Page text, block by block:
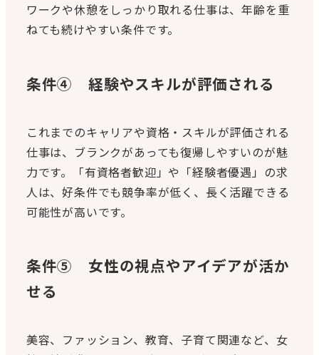
ワークや休憩をしっかり取れる仕事は、年齢を重
ねても続けやすい条件です。
条件④ 経験やスキルが評価される
これまでのキャリアや資格・スキルが評価される
仕事は、ブランクがあっても復帰しやすいのが魅
力です。「有資格者歓迎」や「経験者優遇」の求
人は、好条件でも競争率が低く、長く活躍できる
可能性が高いです。
条件⑤ 女性の視点やアイデアが活か
せる
美容、ファッション、教育、子育て関連など、女